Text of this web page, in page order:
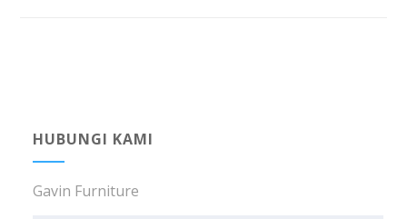
HUBUNGI KAMI
Gavin Furniture